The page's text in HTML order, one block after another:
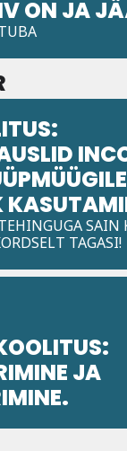
ON JA
SAIN
TAGASI!
JA